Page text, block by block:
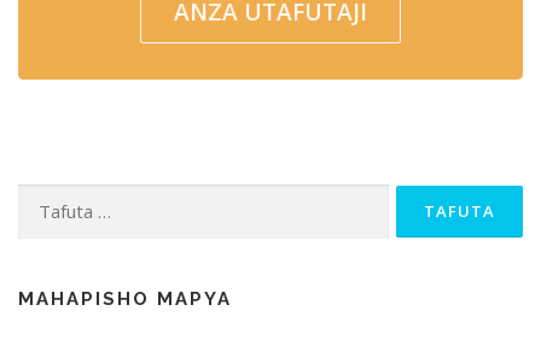
ANZA UTAFUTAJI
Tafuta kwa:
MAHAPISHO MAPYA